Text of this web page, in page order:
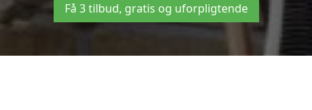
Få 3 tilbud, gratis og uforpligtende